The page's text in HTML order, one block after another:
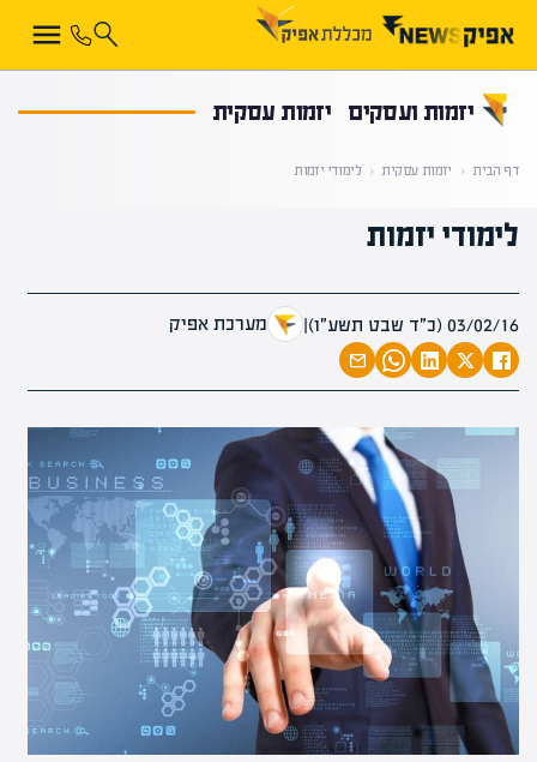
יזמות ועסקים יזמות עסקית
דף הבית ‹ יזמות עסקית ‹ לימודי יזמות
לימודי יזמות
03/02/16 (כ״ד שבט תשע״ו) | מערכת אפיק